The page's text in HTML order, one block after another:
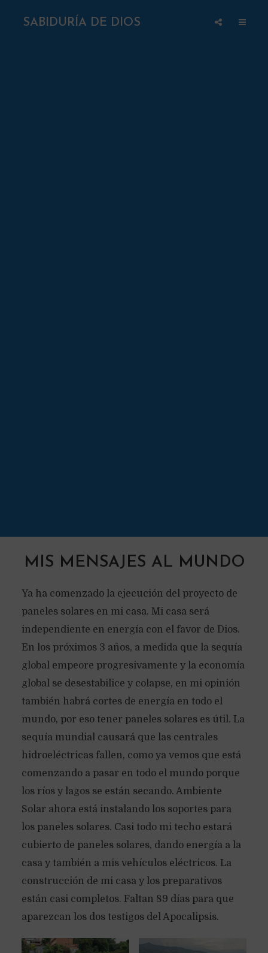
SABIDURÍA DE DIOS
MIS MENSAJES AL MUNDO
Ya ha comenzado la ejecución del proyecto de
paneles solares en mi casa. Mi casa será
independiente en energía con el favor de Dios.
En los próximos 3 años, a medida que la sequía
global empeore progresivamente y la economía
global se desestabilice y colapse, en mi opinión
también habrá cortes de energía en todo el
mundo, por eso tener paneles solares es útil. La
sequía mundial causará que las centrales
hidroeléctricas fallen, como ya vemos que está
comenzando a pasar en todo el mundo porque
los ríos y lagos se están secando. Ambiente
Solar ahora está instalando los soportes para
los paneles solares. Casi todo mi techo estará
cubierto de paneles solares, dando energía a la
casa y también a mis vehículos eléctricos. La
construcción de mi casa y los preparativos
están casi completos. Faltan 89 días para que
aparezcan los dos testigos del Apocalipsis.